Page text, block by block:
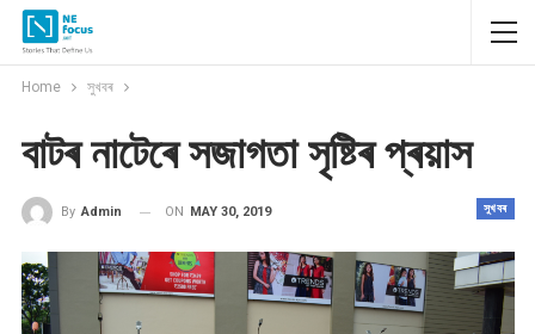
Home সুখবৰ
বাটৰ নাটেৰে সজাগতা সৃষ্টিৰ প্ৰয়াস
সুখবৰ
By Admin ON MAY 30, 2019